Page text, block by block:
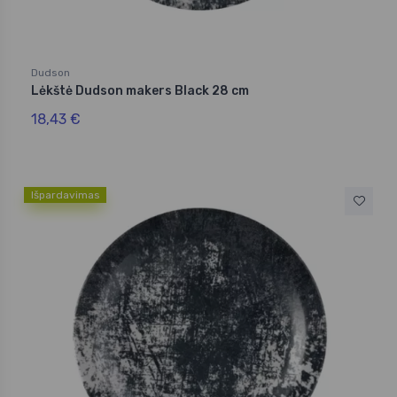
Dudson
Lėkštė Dudson makers Black 28 cm
18,43 €
Išpardavimas